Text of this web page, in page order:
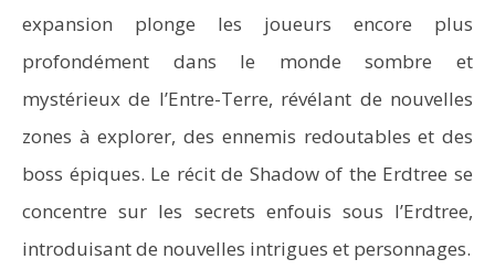
expansion plonge les joueurs encore plus
profondément dans le monde sombre et
mystérieux de l’Entre-Terre, révélant de nouvelles
zones à explorer, des ennemis redoutables et des
boss épiques. Le récit de Shadow of the Erdtree se
concentre sur les secrets enfouis sous l’Erdtree,
introduisant de nouvelles intrigues et personnages.